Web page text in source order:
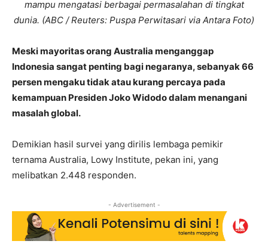
mampu mengatasi berbagai permasalahan di tingkat
dunia. (ABC / Reuters: Puspa Perwitasari via Antara Foto)
Meski mayoritas orang Australia menganggap
Indonesia sangat penting bagi negaranya, sebanyak 66
persen mengaku tidak atau kurang percaya pada
kemampuan Presiden Joko Widodo dalam menangani
masalah global.
Demikian hasil survei yang dirilis lembaga pemikir
ternama Australia, Lowy Institute, pekan ini, yang
melibatkan 2.448 responden.
- Advertisement -